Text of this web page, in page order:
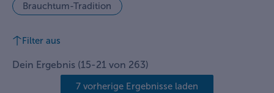
Brauchtum-Tradition
Filter aus
Dein Ergebnis (15-21 von 263)
7 vorherige Ergebnisse laden